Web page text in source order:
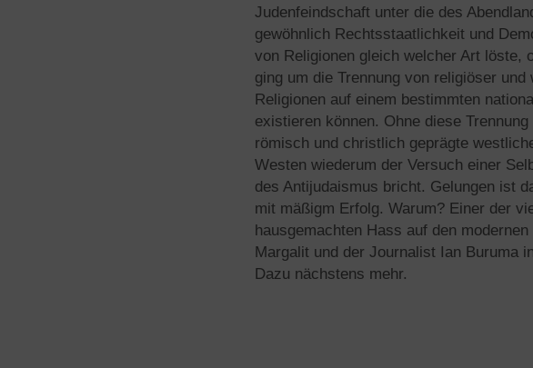
Judenfeindschaft unter die des
gewöhnlich Rechtsstaatlichkeit und
von Religionen gleich welcher Art löste,
ging um die Trennung von religiöser
Religionen auf einem bestimmten
existieren können. Ohne diese
römisch und christlich geprägte
Westen wiederum der Versuch einer
des Antijudaismus bricht. Gelungen ist
mit mäßigm Erfolg. Warum? Einer der
hausgemachten Hass auf den
Margalit und der Journalist Ian Buruma
Dazu nächstens mehr.